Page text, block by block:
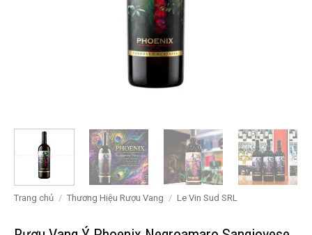
Trang chủ / Thương Hiệu Rượu Vang / Le Vin Sud SRL